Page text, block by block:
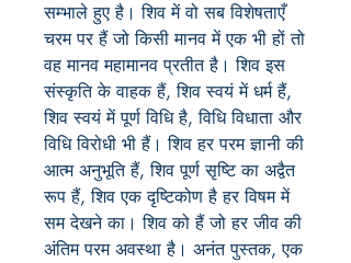
सम्भाले हुए है। शिव में वो सब विशेषताएँ
चरम पर हैं जो किसी मानव में एक भी हों तो
वह मानव महामानव प्रतीत है। शिव इस
संस्कृति के वाहक हैं, शिव स्वयं में धर्म हैं,
शिव स्वयं में पूर्ण विधि है, विधि विधाता और
विधि विरोधी भी हैं। शिव हर परम ज्ञानी की
आत्म अनुभूति हैं, शिव पूर्ण सृष्टि का अद्वैत
रूप हैं, शिव एक दृष्टिकोण है हर विषम में
सम देखने का। शिव को हैं जो हर जीव की
अंतिम परम अवस्था है। अनंत पुस्तक, एक